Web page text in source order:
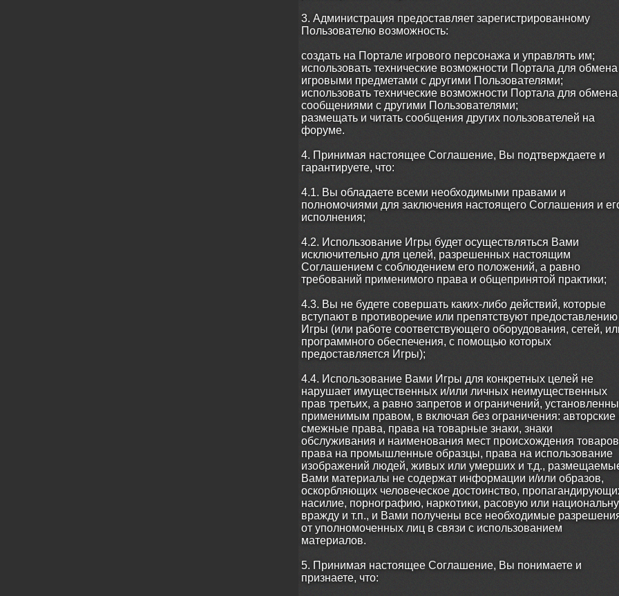
3. Администрация предоставляет зарегистрированному
Пользователю возможность:
создать на Портале игрового персонажа и управлять им;
использовать технические возможности Портала для обмена
игровыми предметами с другими Пользователями;
использовать технические возможности Портала для обмена
сообщениями с другими Пользователями;
размещать и читать сообщения других пользователей на
форуме.
4. Принимая настоящее Соглашение, Вы подтверждаете и
гарантируете, что:
4.1. Вы обладаете всеми необходимыми правами и
полномочиями для заключения настоящего Соглашения и
исполнения;
4.2. Использование Игры будет осуществляться Вами
исключительно для целей, разрешенных настоящим
Соглашением с соблюдением его положений, а равно
требований применимого права и общепринятой практики;
4.3. Вы не будете совершать каких-либо действий, которые
вступают в противоречие или препятствуют предоставлению
Игры (или работе соответствующего оборудования, сетей,
программного обеспечения, с помощью которых
предоставляется Игры);
4.4. Использование Вами Игры для конкретных целей не
нарушает имущественных и/или личных неимущественных
прав третьих, а равно запретов и ограничений,
применимым правом, в включая без ограничения: авторские
смежные права, права на товарные знаки, знаки
обслуживания и наименования мест происхождения
права на промышленные образцы, права на использование
изображений людей, живых или умерших и т.д.,
Вами материалы не содержат информации и/или образов,
оскорбляющих человеческое достоинство,
насилие, порнографию, наркотики, расовую или
вражду и т.п., и Вами получены все необходимые
от уполномоченных лиц в связи с использованием
материалов.
5. Принимая настоящее Соглашение, Вы понимаете и
признаете, что: